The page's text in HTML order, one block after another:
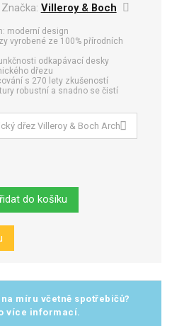
Značka: Villeroy & Boch
moderní design
vyrobené ze 100% přírodních
odkapávací desky
dřezu
s 270 lety zkušeností
robustní a snadno se čistí
do košíku
míru včetně spotřebičů?
více informací.